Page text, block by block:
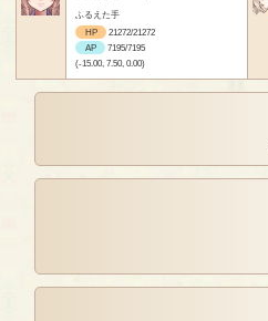
ふるえた手
HP
21272/21272
AP
7195/7195
(-15.00, 7.50, 0.00)